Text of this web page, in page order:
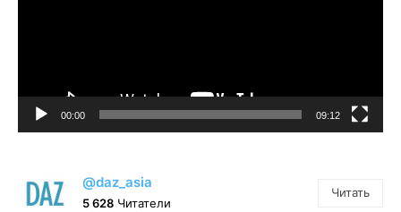
00:00 09:12
@daz_asia
5 628 Читатели
Читать